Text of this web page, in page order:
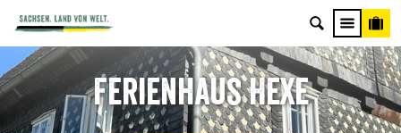
Ferienhaus Hexe